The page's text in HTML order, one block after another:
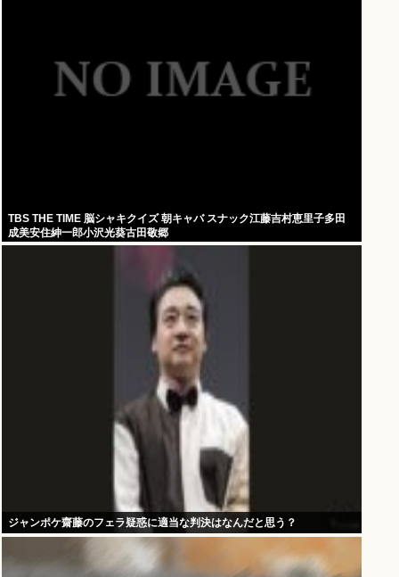
TBS THE TIME 脳シャキクイズ 朝キャバ スナック江藤吉村恵里子多田
成美安住紳一郎小沢光葵古田敬郷
ジャンポケ齋藤のフェラ疑惑に適当な判決はなんだと思う？